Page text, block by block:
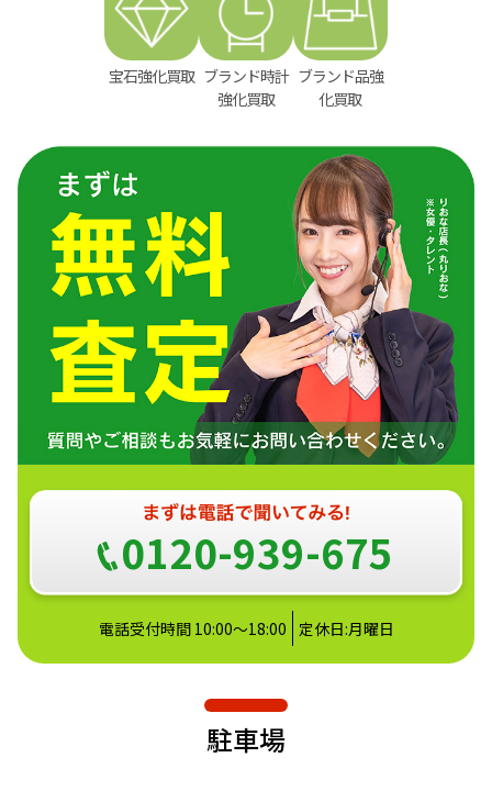
宝石強化買取 ブランド時計
強化買取
ブランド品強
化買取
0120-939-675
電話受付時間 10:00～18:00 定休日:月曜日
駐車場